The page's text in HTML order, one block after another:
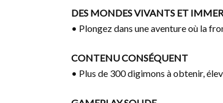
DES MONDES VIVANTS ET
• Plongez dans une aventure où la
CONTENU CONSÉQUENT
• Plus de 300 digimons à obtenir,